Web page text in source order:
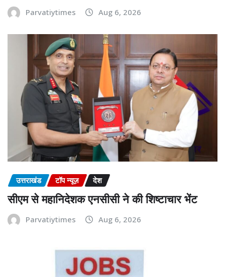
Parvatiytimes Aug 6, 2026
उत्तराखंड टॉप न्यूज़ देश
सीएम से महानिदेशक एनसीसी ने की शिष्टाचार भेंट
Parvatiytimes Aug 6, 2026